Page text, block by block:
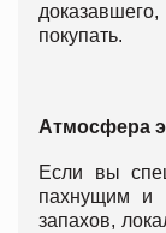
покупать.
Атмосфера
Если вы
пахнущим и
запахов,